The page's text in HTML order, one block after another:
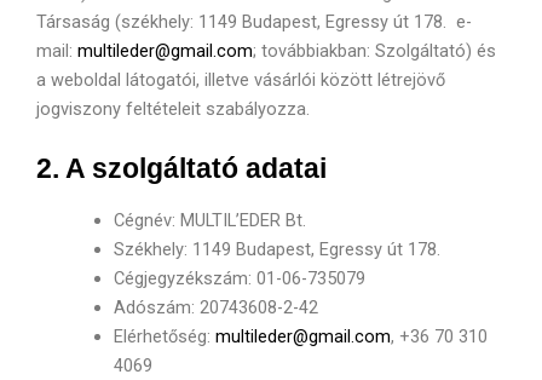
Társaság (székhely: 1149 Budapest, Egressy út 178. e-
mail: multileder@gmail.com; továbbiakban: Szolgáltató) és
a weboldal látogatói, illetve vásárlói között létrejövő
jogviszony feltételeit szabályozza.
2. A szolgáltató adatai
Cégnév: MULTIL’EDER Bt.
Székhely: 1149 Budapest, Egressy út 178.
Cégjegyzékszám: 01-06-735079
Adószám: 20743608-2-42
Elérhetőség: multileder@gmail.com, +36 70 310
4069